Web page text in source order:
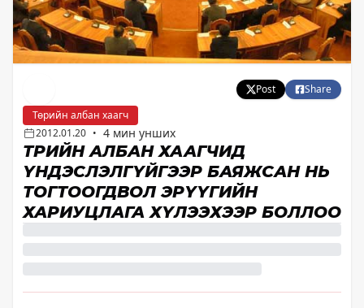
Post
Share
Төрийн албан хаагч
2012.01.20 • 4 мин унших
ТӨРИЙН АЛБАН ХААГЧИД
ҮНДЭСЛЭЛГҮЙГЭЭР БАЯЖСАН НЬ
ТОГТООГДВОЛ ЭРҮҮГИЙН
ХАРИУЦЛАГА ХҮЛЭЭХЭЭР БОЛЛОО